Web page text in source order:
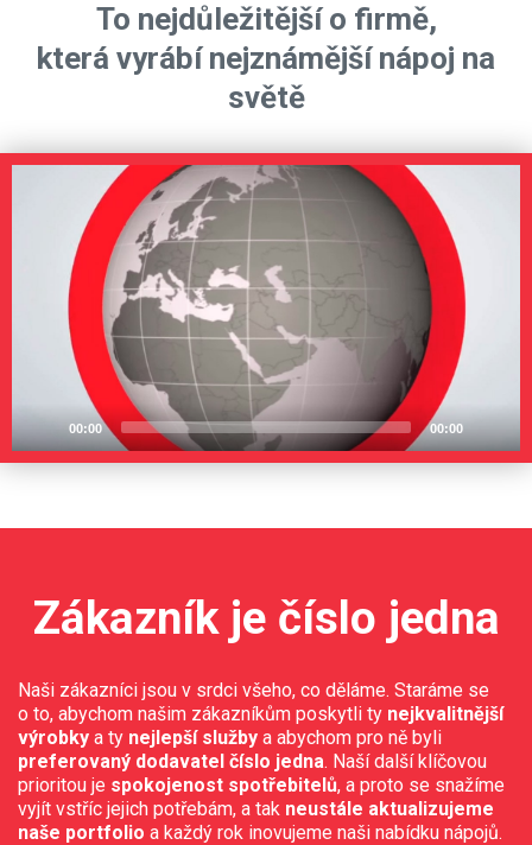
To nejdůležitější o firmě,
která vyrábí nejznámější nápoj na
světě
00:00 00:00
Zákazník je číslo jedna
Naši zákazníci jsou v srdci všeho, co děláme. Staráme se
o to, abychom našim zákazníkům poskytli ty nejkvalitnější
výrobky a ty nejlepší služby a abychom pro ně byli
preferovaný dodavatel číslo jedna. Naší další klíčovou
prioritou je spokojenost spotřebitelů, a proto se snažíme
vyjít vstříc jejich potřebám, a tak neustále aktualizujeme
naše portfolio a každý rok inovujeme naši nabídku nápojů.